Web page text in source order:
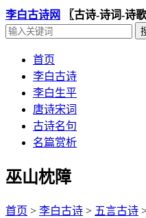
李白古诗网 〖古诗-诗词-诗歌
首页
李白古诗
李白生平
唐诗宋词
古诗名句
名篇赏析
巫山枕障
首页 > 李白古诗 > 五言古诗